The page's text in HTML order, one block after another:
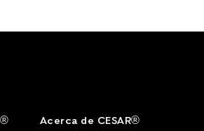
Acerca de CESAR®